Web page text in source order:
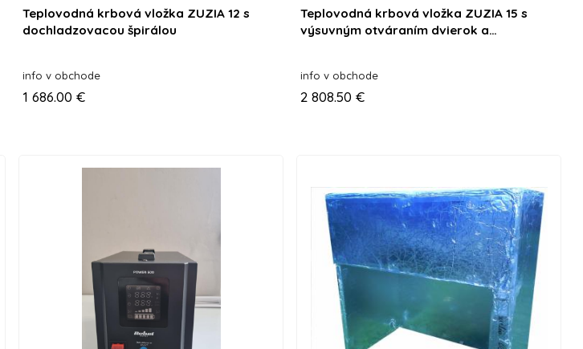
Teplovodná krbová vložka ZUZIA 12 s
dochladzovacou špirálou
info v obchode
1 686.00 €
Teplovodná krbová vložka ZUZIA 15 s
výsuvným otváraním dvierok a
info v obchode
2 808.50 €